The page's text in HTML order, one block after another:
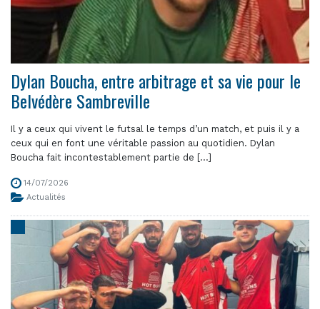
Dylan Boucha, entre arbitrage et sa vie pour le
Belvédère Sambreville
Il y a ceux qui vivent le futsal le temps d’un match, et puis il y a
ceux qui en font une véritable passion au quotidien. Dylan
Boucha fait incontestablement partie de [...]
14/07/2026
Actualités